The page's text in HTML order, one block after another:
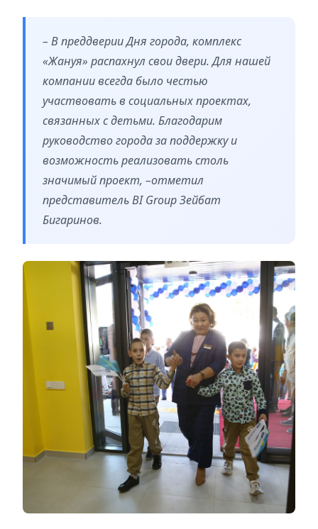
– В преддверии Дня города, комплекс
«Жануя» распахнул свои двери. Для нашей
компании всегда было честью
участвовать в социальных проектах,
связанных с детьми. Благодарим
руководство города за поддержку и
возможность реализовать столь
значимый проект, –отметил
представитель BI Group Зейбат
Бигаринов.